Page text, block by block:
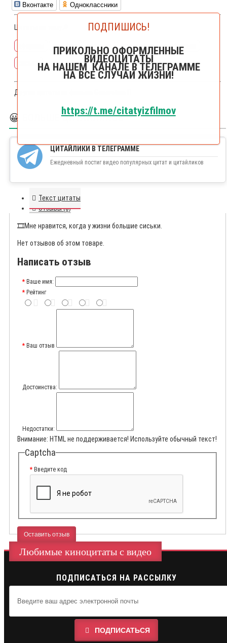
Вконтакте Одноклассники
Цитаты на тему🔎:
гинзбург пелевин философия епифанцев
сиськи
Другие цитаты из фильма
😀 БОЛЬШЕ ЦИТАЙЛИКОВ
ЦИТАЙЛИКИ В ТЕЛЕГРАММЕ
Ежедневный постиг видео популярных цитат и цитайликов
Текст цитаты
Отзывы (0)
🎞️Мне нравится, когда у жизни большие сиськи.
Нет отзывов об этом товаре.
Написать отзыв
Ваше имя:
Рейтинг
Ваш отзыв
Достоинства:
Недостатки:
Внимание: HTML не поддерживается! Используйте обычный текст!
Captcha
Введите код
Оставить отзыв
Любимые киноцитаты с видео
ПОДПИСАТЬСЯ НА РАССЫЛКУ
ПОДПИСАТЬСЯ
ПОДПИШИСЬ!
ПРИКОЛЬНО ОФОРМЛЕННЫЕ
ВИДЕОЦИТАТЫ
НА НАШЕМ КАНАЛЕ В ТЕЛЕГРАММЕ
НА ВСЕ СЛУЧАИ ЖИЗНИ!
https://t.me/citatyizfilmov